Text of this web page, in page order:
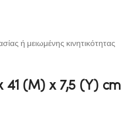
ή μειωμένης κινητικότητας
41 (Μ) x 7,5 (Υ) cm